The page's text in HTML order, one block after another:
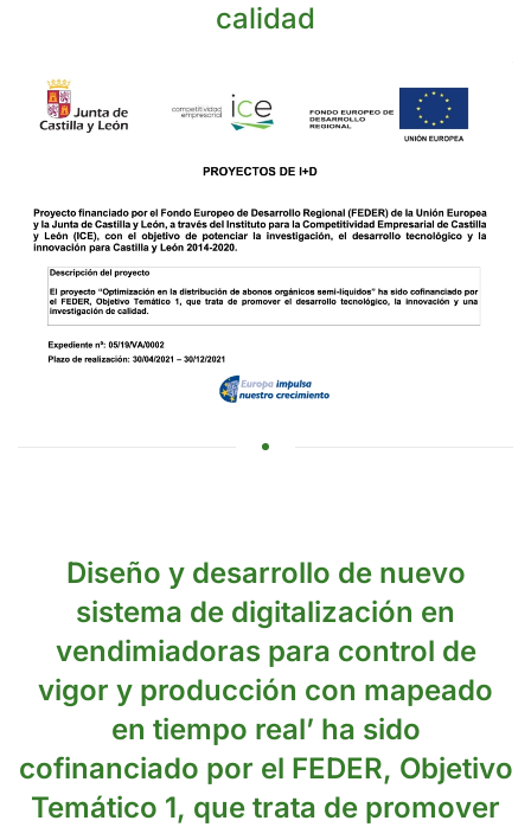
calidad
Diseño y desarrollo de nuevo
sistema de digitalización en
vendimiadoras para control de
vigor y producción con mapeado
en tiempo real’ ha sido
cofinanciado por el FEDER, Objetivo
Temático 1, que trata de promover